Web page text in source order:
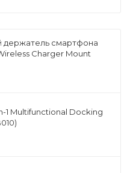
держатель смартфона
Charger Mount
1 Multifunctional Docking